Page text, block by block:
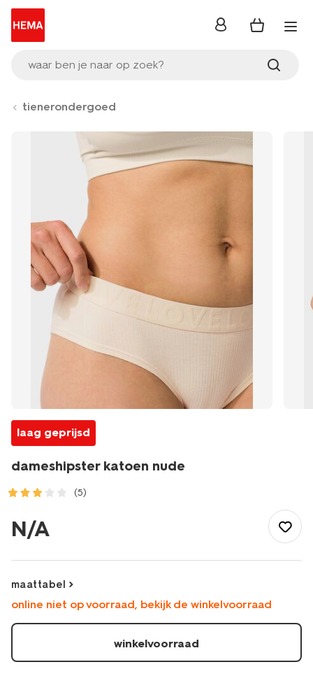
waar ben je naar op zoek?
inloggen
tienerondergoed
laag geprijsd
dameshipster katoen nude
(5)
katoen-
nude-
N/A
maattabel
online niet op voorraad, bekijk de winkelvoorraad
winkelvoorraad